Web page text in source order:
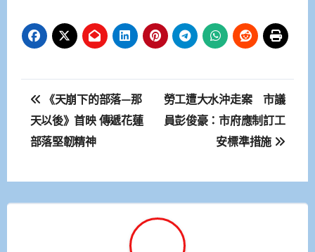
文
章
導
覽
《天崩下的部落—那
天以後》首映 傳遞花蓮
部落堅韌精神
勞工遭大水沖走案 市議
員彭俊豪：市府應制訂工
安標準措施